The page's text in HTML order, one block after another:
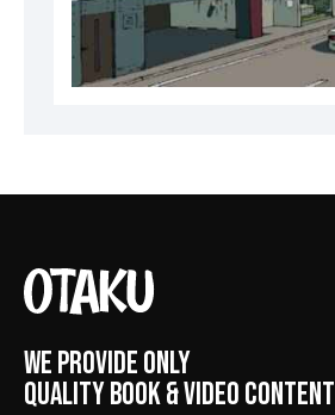
WE PROVIDE ONLY
QUALITY BOOK & VIDEO CONTENT